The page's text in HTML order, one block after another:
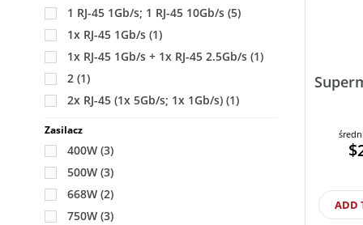
1 RJ-45 1Gb/s; 1 RJ-45 10Gb/s (5)
1x RJ-45 1Gb/s (1)
1x RJ-45 1Gb/s + 1x RJ-45 2.5Gb/s (1)
2 (1)
2x RJ-45 (1x 5Gb/s; 1x 1Gb/s) (1)
Zasilacz
400W (3)
500W (3)
668W (2)
750W (3)
ADD